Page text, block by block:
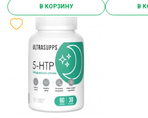
В КОРЗИНУ В